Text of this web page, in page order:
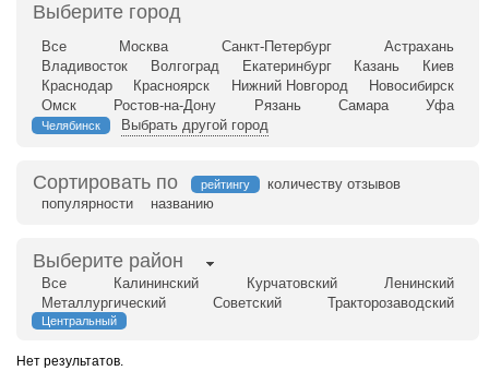
Выберите город
Все Москва Санкт-Петербург
Астрахань
Владивосток
Волгоград Екатеринбург Казань
Киев
Краснодар
Красноярск Нижний Новгород
Новосибирск
Омск
Ростов-на-Дону Рязань Самара Уфа
Челябинск Выбрать другой город
Сортировать по рейтингу
количеству отзывов
популярности
названию
Выберите район
Все Калининский Курчатовский
Ленинский
Металлургический
Советский Тракторозаводский
Центральный
Нет результатов.